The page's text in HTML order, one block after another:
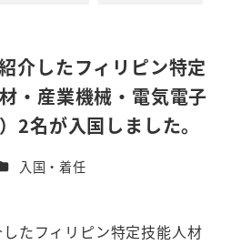
介したフィリピン特定
・産業機械・電気電子
2名が入国しました。
テゴリー
入国・着任
たフィリピン特定技能人材